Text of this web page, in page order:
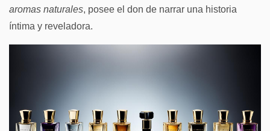
aromas naturales, posee el don de narrar una historia
íntima y reveladora.